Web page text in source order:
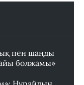
пен шаңды
болжамы»